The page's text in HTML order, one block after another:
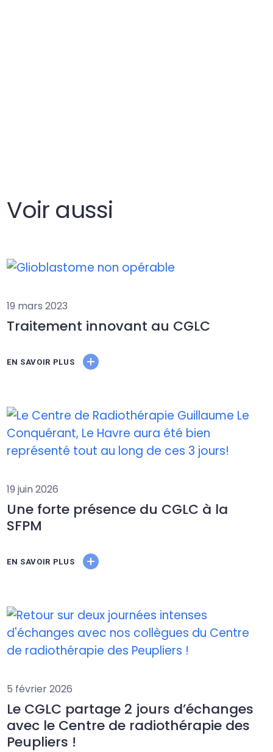
Voir aussi
19 mars 2023
Traitement innovant au CGLC
EN SAVOIR PLUS
19 juin 2026
Une forte présence du CGLC à la
SFPM
EN SAVOIR PLUS
5 février 2026
Le CGLC partage 2 jours d’échanges
avec le Centre de radiothérapie des
Peupliers !